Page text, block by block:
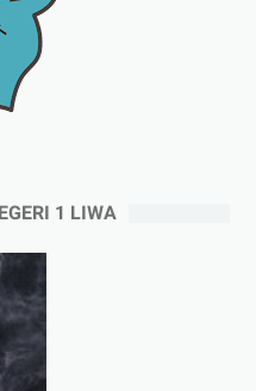
1 LIWA